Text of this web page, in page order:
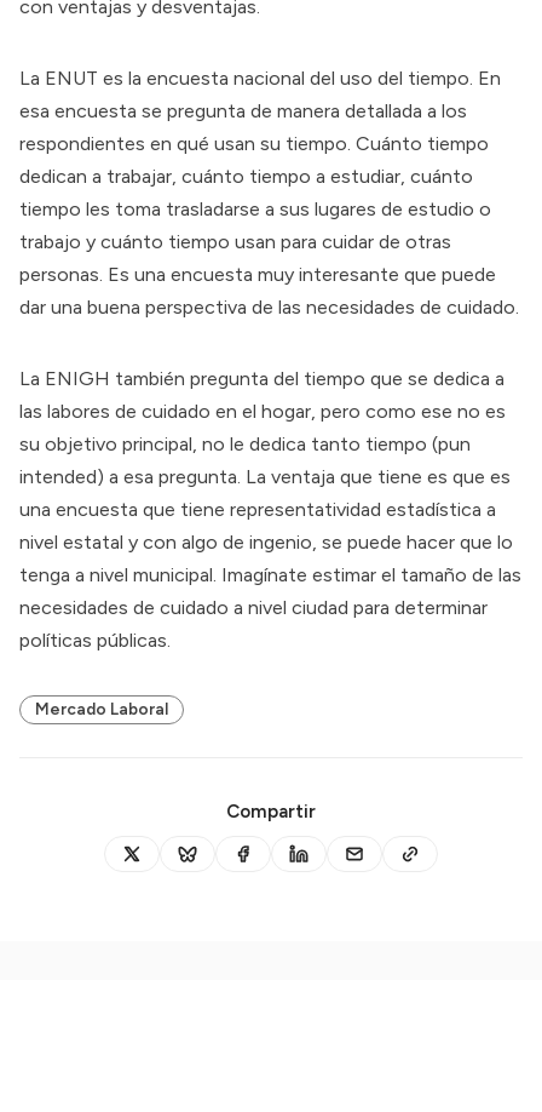
con ventajas y desventajas.
La ENUT es la encuesta nacional del uso del tiempo. En
esa encuesta se pregunta de manera detallada a los
respondientes en qué usan su tiempo. Cuánto tiempo
dedican a trabajar, cuánto tiempo a estudiar, cuánto
tiempo les toma trasladarse a sus lugares de estudio o
trabajo y cuánto tiempo usan para cuidar de otras
personas. Es una encuesta muy interesante que puede
dar una buena perspectiva de las necesidades de cuidado.
La ENIGH también pregunta del tiempo que se dedica a
las labores de cuidado en el hogar, pero como ese no es
su objetivo principal, no le dedica tanto tiempo (pun
intended) a esa pregunta. La ventaja que tiene es que es
una encuesta que tiene representatividad estadística a
nivel estatal y con algo de ingenio, se puede hacer que lo
tenga a nivel municipal. Imagínate estimar el tamaño de las
necesidades de cuidado a nivel ciudad para determinar
políticas públicas.
Mercado Laboral
Compartir